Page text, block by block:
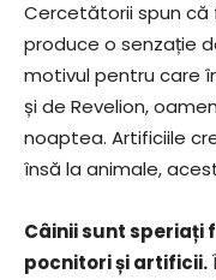
Cercetătorii spun că
produce o senzație
motivul pentru care
și de Revelion,
noaptea. Artificiile
însă la animale,
Câinii sunt speriați
pocnitori și artificii.